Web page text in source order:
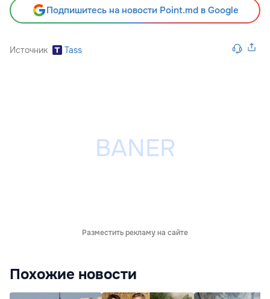
Подпишитесь на новости Point.md в Google
Источник Tass
Разместить рекламу на сайте
Похожие новости